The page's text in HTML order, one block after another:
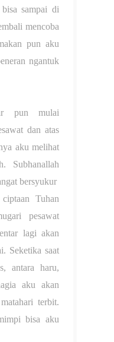
sampai di
mencoba
pun aku
ngantuk
pun mulai
dan atas
aku melihat
Subhanallah
bersyukur
Tuhan
pesawat
lagi akan
Seketika saat
antara haru,
aku akan
terbit.
bisa aku